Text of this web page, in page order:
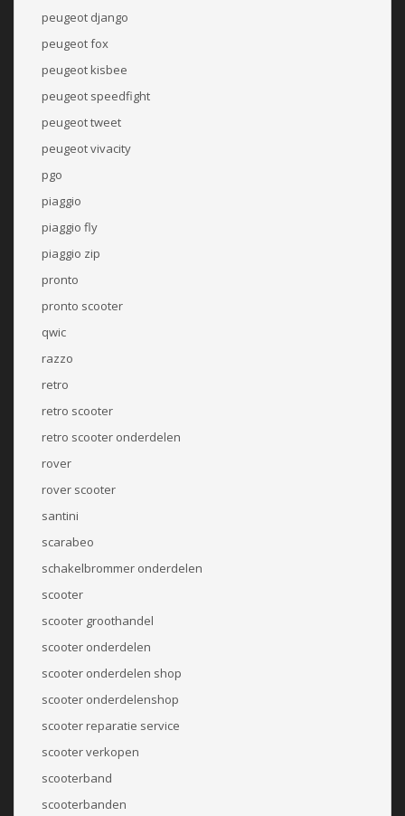
peugeot django
peugeot fox
peugeot kisbee
peugeot speedfight
peugeot tweet
peugeot vivacity
pgo
piaggio
piaggio fly
piaggio zip
pronto
pronto scooter
qwic
razzo
retro
retro scooter
retro scooter onderdelen
rover
rover scooter
santini
scarabeo
schakelbrommer onderdelen
scooter
scooter groothandel
scooter onderdelen
scooter onderdelen shop
scooter onderdelenshop
scooter reparatie service
scooter verkopen
scooterband
scooterbanden